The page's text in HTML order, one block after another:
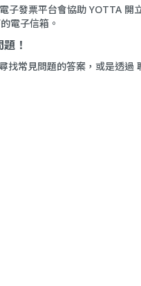
子發票平台會協助 YOTTA 開
電子信箱。
！
找常見問題的答案，或是透過